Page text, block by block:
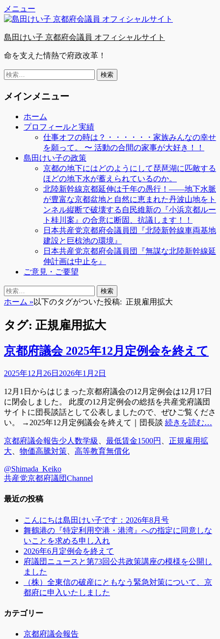
コ
ン
ン
へ
ス
キ
ッ
プ
Facebook
Twitter
YouTube
メニュー
島田けい子 京都府会議員 オフィシャルサイト
命を支えた情熱で府政改革！
検
メインメニュー
ホーム
プロフィールと実績
仕事オフの時は？・・・・・・家族みんなの幸せ
を願って。 〜 活動の合間の家事が大好き！！
島田けい子の政策
京都の地下にはどのようにして琵琶湖に匹敵する
ほどの地下水が蓄えられているのか。
北陸新幹線京都延伸は千年の愚行！――地下水脈
が豊富な京都盆地と自然に恵まれた丹波山地をト
ンネル縦断で破壊する自民維新の『小浜京都ルー
ト桂川案』の合意に断固、抗議します！！
日本共産党京都府会議員団『北陸新幹線車両基地
建設と巨椋池の環境』
日本共産党京都府会議員団『無謀な北陸新幹線延
伸計画は中止を』
ご意見・ご要望
検
索
検
索:
ホーム »以下のタグがついた投稿: 正規雇用拡大
タグ: 正規雇用拡大
京都府議会 2025年12月定例会を終えて
投
日
2025年12月26日 2026年1月2日
12月1日からはじまった京都府議会の12月定例会は12月17日
に閉会しました。 此度の12月定例会の総括を共産党府議団
サイトに団長談話として公表しましたので、ぜひご覧くださ
い。 →2025年12月定例議会を終えて｜団長談 続きを読む…
カ
テ
リ
ー
京都府議会報告タ
グ
少人数学級 最低賃金1500円
正規雇用拡
大
物価高騰対策 高等教育無償化
@Shimada_Keiko
共産党京都府議団Channel
最近の投稿
こんにちは島田けい子です：2026年8月号
舞鶴港の『特定利用空港・港湾』への指定に同意しな
いことを求める申し入れ
2026年6月定例会を終えて
府議団ニュースと第73回公共政策講座の模様を公開し
ました
（株）全東信の破産にともなう緊急対策について、京
都府に申入いたしました
カテゴリー
京都府議会報告